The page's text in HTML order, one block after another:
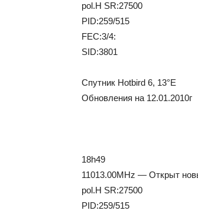
pol.H SR:27500
PID:259/515
FEC:3/4:
SID:3801
Спутник Hotbird 6, 13°E
Обновления на 12.01.2010г
18h49
11013.00MHz — Открыт
pol.H SR:27500
PID:259/515